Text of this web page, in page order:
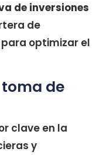
de inversiones
de
optimizar el
de
clave en la
y